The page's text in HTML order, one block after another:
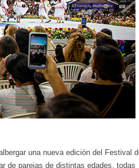
una nueva edición del Festival
de parejas de distintas edades, todas